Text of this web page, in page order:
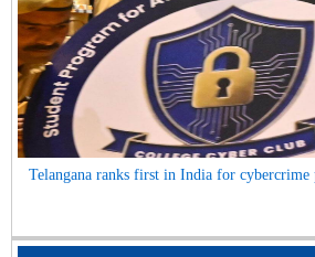
Telangana ranks first in India for cybercrime